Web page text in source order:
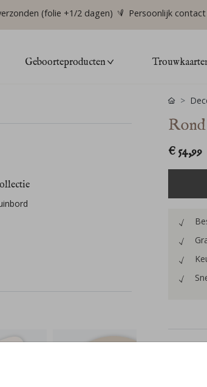
(folie +1/2 dagen) Persoonlijk contact
Geboorteproducten
€ 54,99
Prijzen